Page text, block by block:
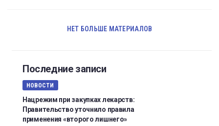
НЕТ БОЛЬШЕ МАТЕРИАЛОВ
Последние записи
НОВОСТИ
Нацрежим при закупках лекарств:
Правительство уточнило правила
применения «второго лишнего»